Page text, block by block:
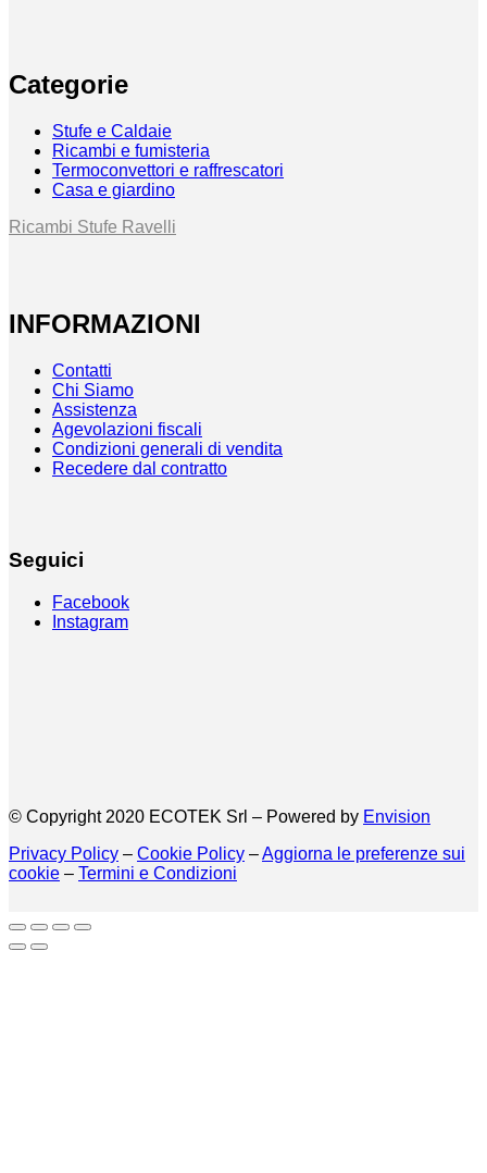
Categorie
Stufe e Caldaie
Ricambi e fumisteria
Termoconvettori e raffrescatori
Casa e giardino
Ricambi Stufe Ravelli
INFORMAZIONI
Contatti
Chi Siamo
Assistenza
Agevolazioni fiscali
Condizioni generali di vendita
Recedere dal contratto
Seguici
Facebook
Instagram
© Copyright 2020 ECOTEK Srl – Powered by Envision
Privacy Policy – Cookie Policy –Aggiorna le preferenze sui
cookie – Termini e Condizioni